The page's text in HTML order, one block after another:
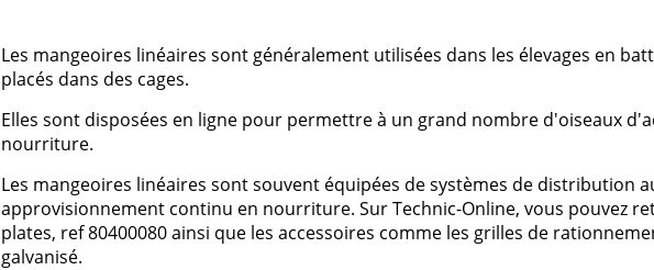
Les mangeoires linéaires sont généralement utilisées dans les élevages en
placés dans des cages.
Elles sont disposées en ligne pour permettre à un grand nombre d'oiseaux
nourriture.
Les mangeoires linéaires sont souvent équipées de systèmes de distribution
approvisionnement continu en nourriture. Sur Technic-Online, vous pouvez
plates, ref 80400080 ainsi que les accessoires comme les grilles de
galvanisé.